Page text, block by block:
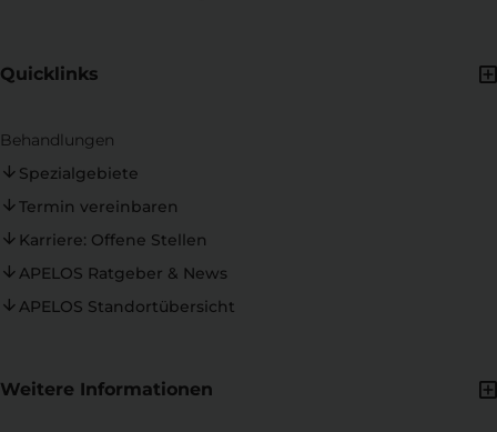
Quicklinks
Behandlungen
Spezialgebiete
Termin vereinbaren
Karriere: Offene Stellen
APELOS Ratgeber & News
APELOS Standortübersicht
Weitere Informationen